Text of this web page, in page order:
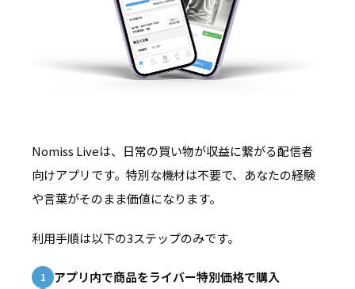
Nomiss Liveは、日常の買い物が収益に繋がる配信者
向けアプリです。特別な機材は不要で、あなたの経験
や言葉がそのまま価値になります。
利用手順は以下の3ステップのみです。
1 アプリ内で商品をライバー特別価格で購入